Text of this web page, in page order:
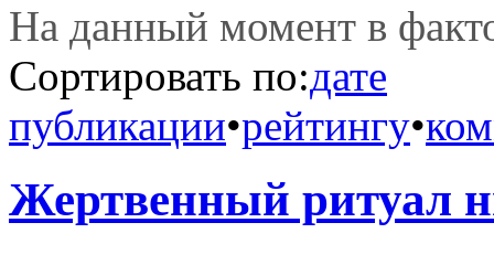
На данный момент в
Сортировать по:дате
публикации•рейтингу•
Жертвенный ритуал